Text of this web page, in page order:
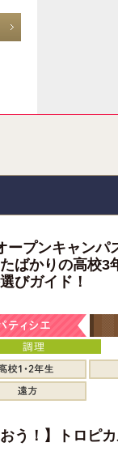
プンキャンパ
ばかりの高校3
びガイド！
う！】トロピ